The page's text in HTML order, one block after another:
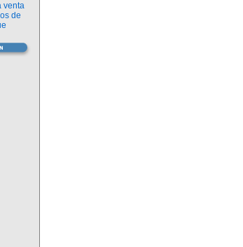
venta
de